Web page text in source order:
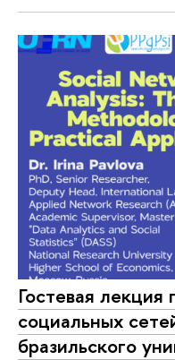
Гостевая лекция
социальных
бразильского